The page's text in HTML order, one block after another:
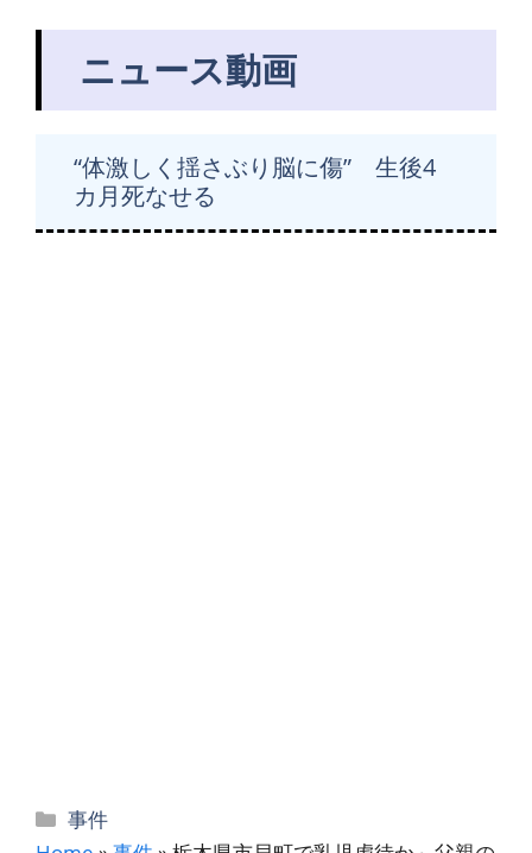
ニュース動画
“体激しく揺さぶり脳に傷” 生後4
カ月死なせる
カ
テ
事件